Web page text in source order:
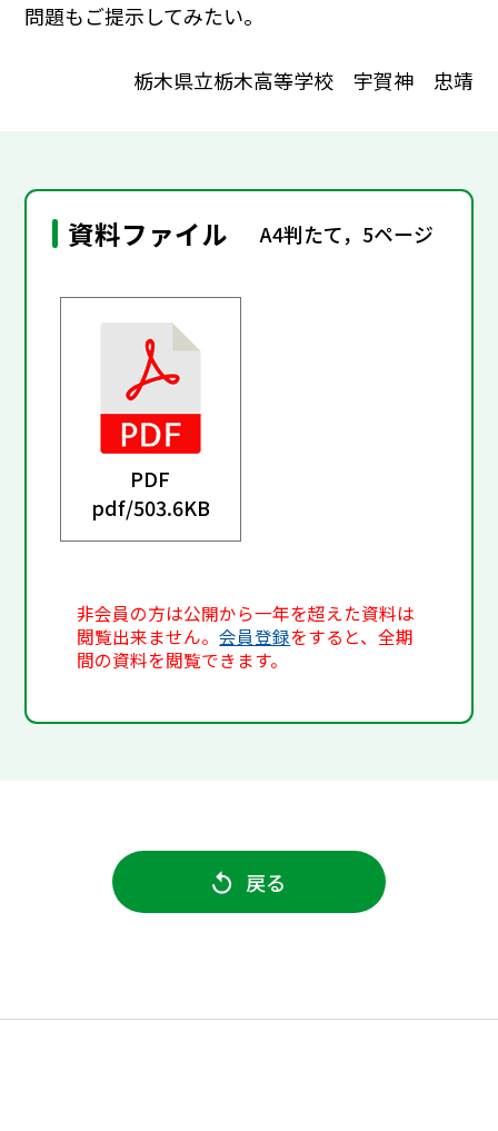
問題もご提示してみたい。
栃木県立栃木高等学校 宇賀神 忠靖
資料ファイル A4判たて，5ページ
PDF
pdf/503.6KB
非会員の方は公開から一年を超えた資料は
閲覧出来ません。会員登録をすると、全期
間の資料を閲覧できます。
戻る